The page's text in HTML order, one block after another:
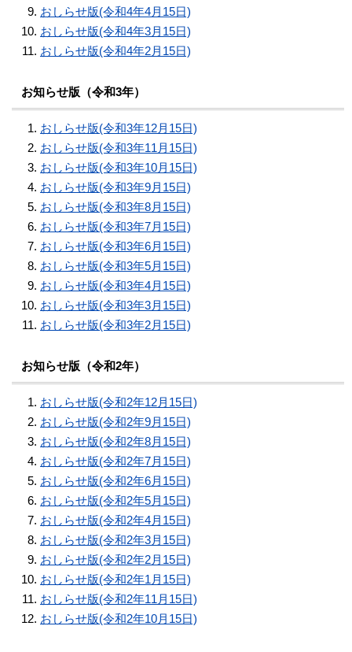
おしらせ版(令和4年4月15日)
おしらせ版(令和4年3月15日)
おしらせ版(令和4年2月15日)
お知らせ版（令和3年）
おしらせ版(令和3年12月15日)
おしらせ版(令和3年11月15日)
おしらせ版(令和3年10月15日)
おしらせ版(令和3年9月15日)
おしらせ版(令和3年8月15日)
おしらせ版(令和3年7月15日)
おしらせ版(令和3年6月15日)
おしらせ版(令和3年5月15日)
おしらせ版(令和3年4月15日)
おしらせ版(令和3年3月15日)
おしらせ版(令和3年2月15日)
お知らせ版（令和2年）
おしらせ版(令和2年12月15日)
おしらせ版(令和2年9月15日)
おしらせ版(令和2年8月15日)
おしらせ版(令和2年7月15日)
おしらせ版(令和2年6月15日)
おしらせ版(令和2年5月15日)
おしらせ版(令和2年4月15日)
おしらせ版(令和2年3月15日)
おしらせ版(令和2年2月15日)
おしらせ版(令和2年1月15日)
おしらせ版(令和2年11月15日)
おしらせ版(令和2年10月15日)